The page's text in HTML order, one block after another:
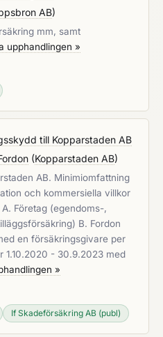
AB)
mm, samt
upphandlingen »
till Kopparstaden AB
(Kopparstaden AB)
AB. Minimiomfattning
och kommersiella villkor
Företag (egendoms-,
B. Fordon
en försäkringsgivare per
1.10.2020 - 30.9.2023 med
»
If Skadeförsäkring AB (publ)